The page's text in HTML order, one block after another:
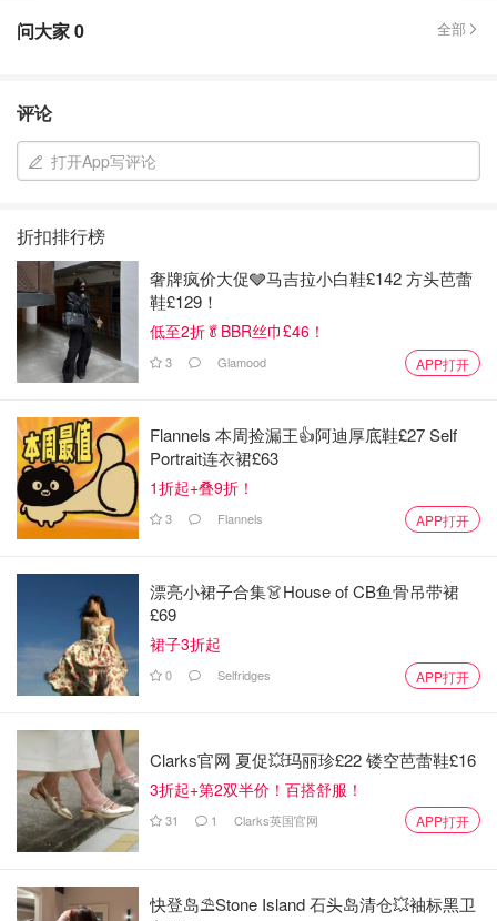
问大家0 全部
评论
打开App写评论
折扣排行榜
奢牌疯价大促🩶马吉拉小白鞋£142 方头芭蕾
鞋£129！
低至2折🥬BBR丝巾£46！
3 Glamood APP打开
Flannels 本周捡漏王👍阿迪厚底鞋£27 Self
Portrait连衣裙£63
1折起+叠9折！
3 Flannels APP打开
漂亮小裙子合集👗House of CB鱼骨吊带裙
£69
裙子3折起
0 Selfridges APP打开
Clarks官网 夏促💥玛丽珍£22 镂空芭蕾鞋£16
3折起+第2双半价！百搭舒服！
31 1 Clarks英国官网 APP打开
快登岛⛱️Stone Island 石头岛清仓💥袖标黑卫